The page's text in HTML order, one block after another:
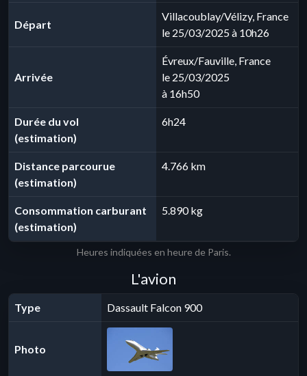
Départ
Villacoublay/Vélizy, France
le 25/03/2025 à 10h26
Arrivée
Évreux/Fauville, France
le 25/03/2025
à 16h50
Durée du vol
(estimation)
6h24
Distance parcourue
(estimation)
4.766 km
Consommation carburant
(estimation)
5.890 kg
Heures indiquées en heure de Paris.
L'avion
Type Dassault Falcon 900
Photo